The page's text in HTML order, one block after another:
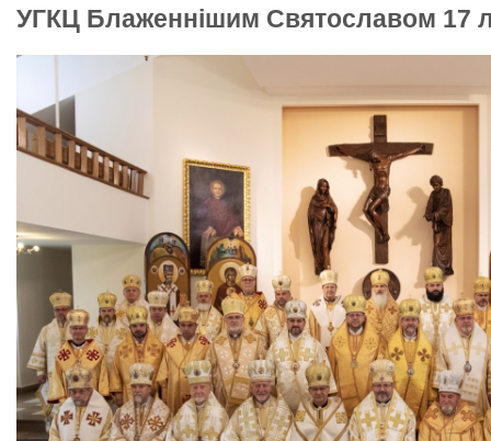
УГКЦ Блаженнішим Святославом 17